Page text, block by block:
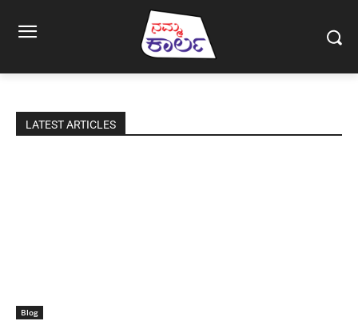
LATEST ARTICLES
Blog